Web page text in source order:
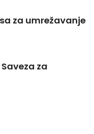
za umrežavanje
za